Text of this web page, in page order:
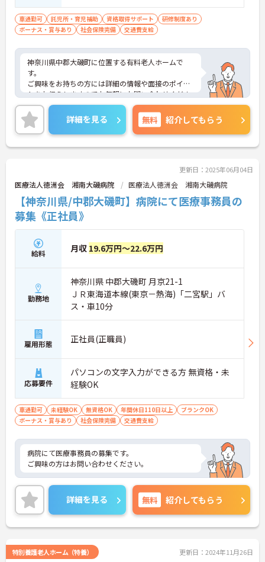
車通勤可 託児所・育児補助 資格取得サポート
研修制度あり
ボーナス・賞与あり
社会保険完備 交通費支給
神奈川県中郡大磯町に位置する有料老人ホームで
す。
ご興味をお持ちの方には詳細の情報や面接のポイン
トをお伝えしますのでお気軽にお問い合わせくださ
いませ。
詳細を見る 無料 紹介してもらう
更新日：2025年06月04日
医療法人徳洲会 湘南大磯病院 医療法人徳洲会 湘南大磯病院
【神奈川県/中郡大磯町】病院にて医療事務員の
募集《正社員》
給料 月収 19.6万円～22.6万円
勤務地
神奈川県 中郡大磯町 月京21-1
ＪＲ東海道本線(東京－熱海)「二宮駅」バ
ス・車10分
雇用形態 正社員(正職員)
応募要件
パソコンの文字入力ができる方 無資格・未
経験OK
車通勤可 未経験OK 無資格OK 年間休日110日以上
ブランクOK
ボーナス・賞与あり
社会保険完備 交通費支給
病院にて医療事務員の募集です。
ご興味の方はお問い合わせください。
詳細を見る 無料 紹介してもらう
特別養護老人ホーム（特養） 更新日：2024年11月26日